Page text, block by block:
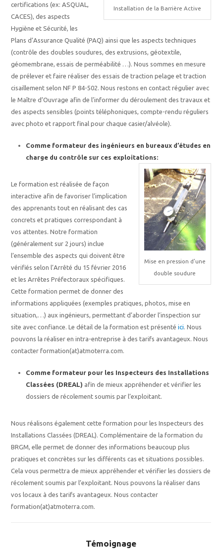
Installation de la Barrière Active
certifications (ex: ASQUAL,
CACES), des aspects
Hygiène et Sécurité, les
Plans d’Assurance Qualité (PAQ) ainsi que les aspects techniques
(contrôle des doubles soudures, des extrusions, géotextile,
géomembrane, essais de perméabilité …). Nous sommes en mesure
de prélever et faire réaliser des essais de traction pelage et traction
cisaillement selon NF P 84-502. Nous restons en contact régulier avec
le Maître d’Ouvrage afin de l’informer du déroulement des travaux et
des aspects sensibles (points téléphoniques, compte-rendu réguliers
avec photo et rapport final pour chaque casier/alvéole).
Comme formateur des ingénieurs en bureaux d’études en
charge du contrôle sur ces exploitations:
Mise en pression d’une
double soudure
Le formation est réalisée de façon
interactive afin de favoriser l’implication
des apprenants tout en réalisant des cas
concrets et pratiques correspondant à
vos attentes. Notre formation
(généralement sur 2 jours) inclue
l’ensemble des aspects qui doivent être
vérifiés selon l’Arrêté du 15 février 2016
et les Arrêtes Préfectoraux spécifiques.
Cette formation permet de donner des
informations appliquées (exemples pratiques, photos, mise en
situation,…) aux ingénieurs, permettant d’aborder l’inspection sur
site avec confiance. Le détail de la formation est présentéici . Nous
pouvons la réaliser en intra-entreprise à des tarifs avantageux. Nous
contacter formation(at)atmoterra.com.
Comme formateur pour les Inspecteurs des Installations
Classées (DREAL) afin de mieux appréhender et vérifier les
dossiers de récolement soumis par l’exploitant.
Nous réalisons également cette formation pour les Inspecteurs des
Installations Classées (DREAL). Complémentaire de la formation du
BRGM, elle permet de donner des informations beaucoup plus
pratiques et concrètes sur les différents cas et situations possibles.
Cela vous permettra de mieux appréhender et vérifier les dossiers de
récolement soumis par l’exploitant. Nous pouvons la réaliser dans
vos locaux à des tarifs avantageux. Nous contacter
formation(at)atmoterra.com.
Témoignage